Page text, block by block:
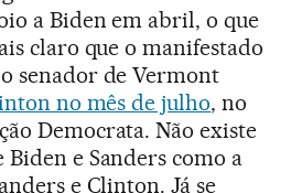
a Biden em abril, o que
claro que o manifestado
senador de Vermont
no mês de julho, no
Democrata. Não existe
e Sanders como a
e Clinton. Já se